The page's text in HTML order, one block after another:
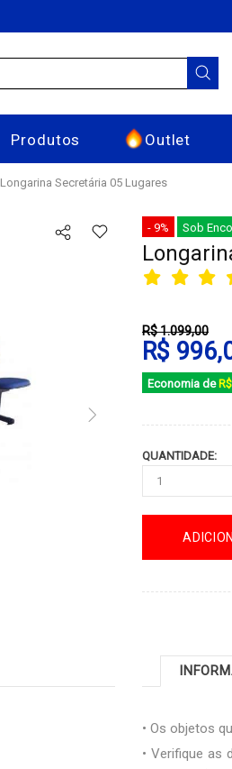
Produtos Outlet
Longarina Secretária 05 Lugares
- 9% Sob
R$ 1.099,00
R$
Economia de
QUANTIDADE:
• Os objetos
• Verifique as